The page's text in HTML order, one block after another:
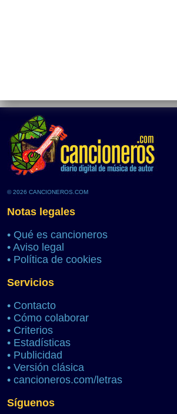
© 2026 CANCIONEROS.COM
Notas legales
• Qué es cancioneros
• Aviso legal
• Política de cookies
Servicios
• Contacto
• Cómo colaborar
• Criterios
• Estadísticas
• Publicidad
• Versión clásica
• cancioneros.com/letras
Síguenos